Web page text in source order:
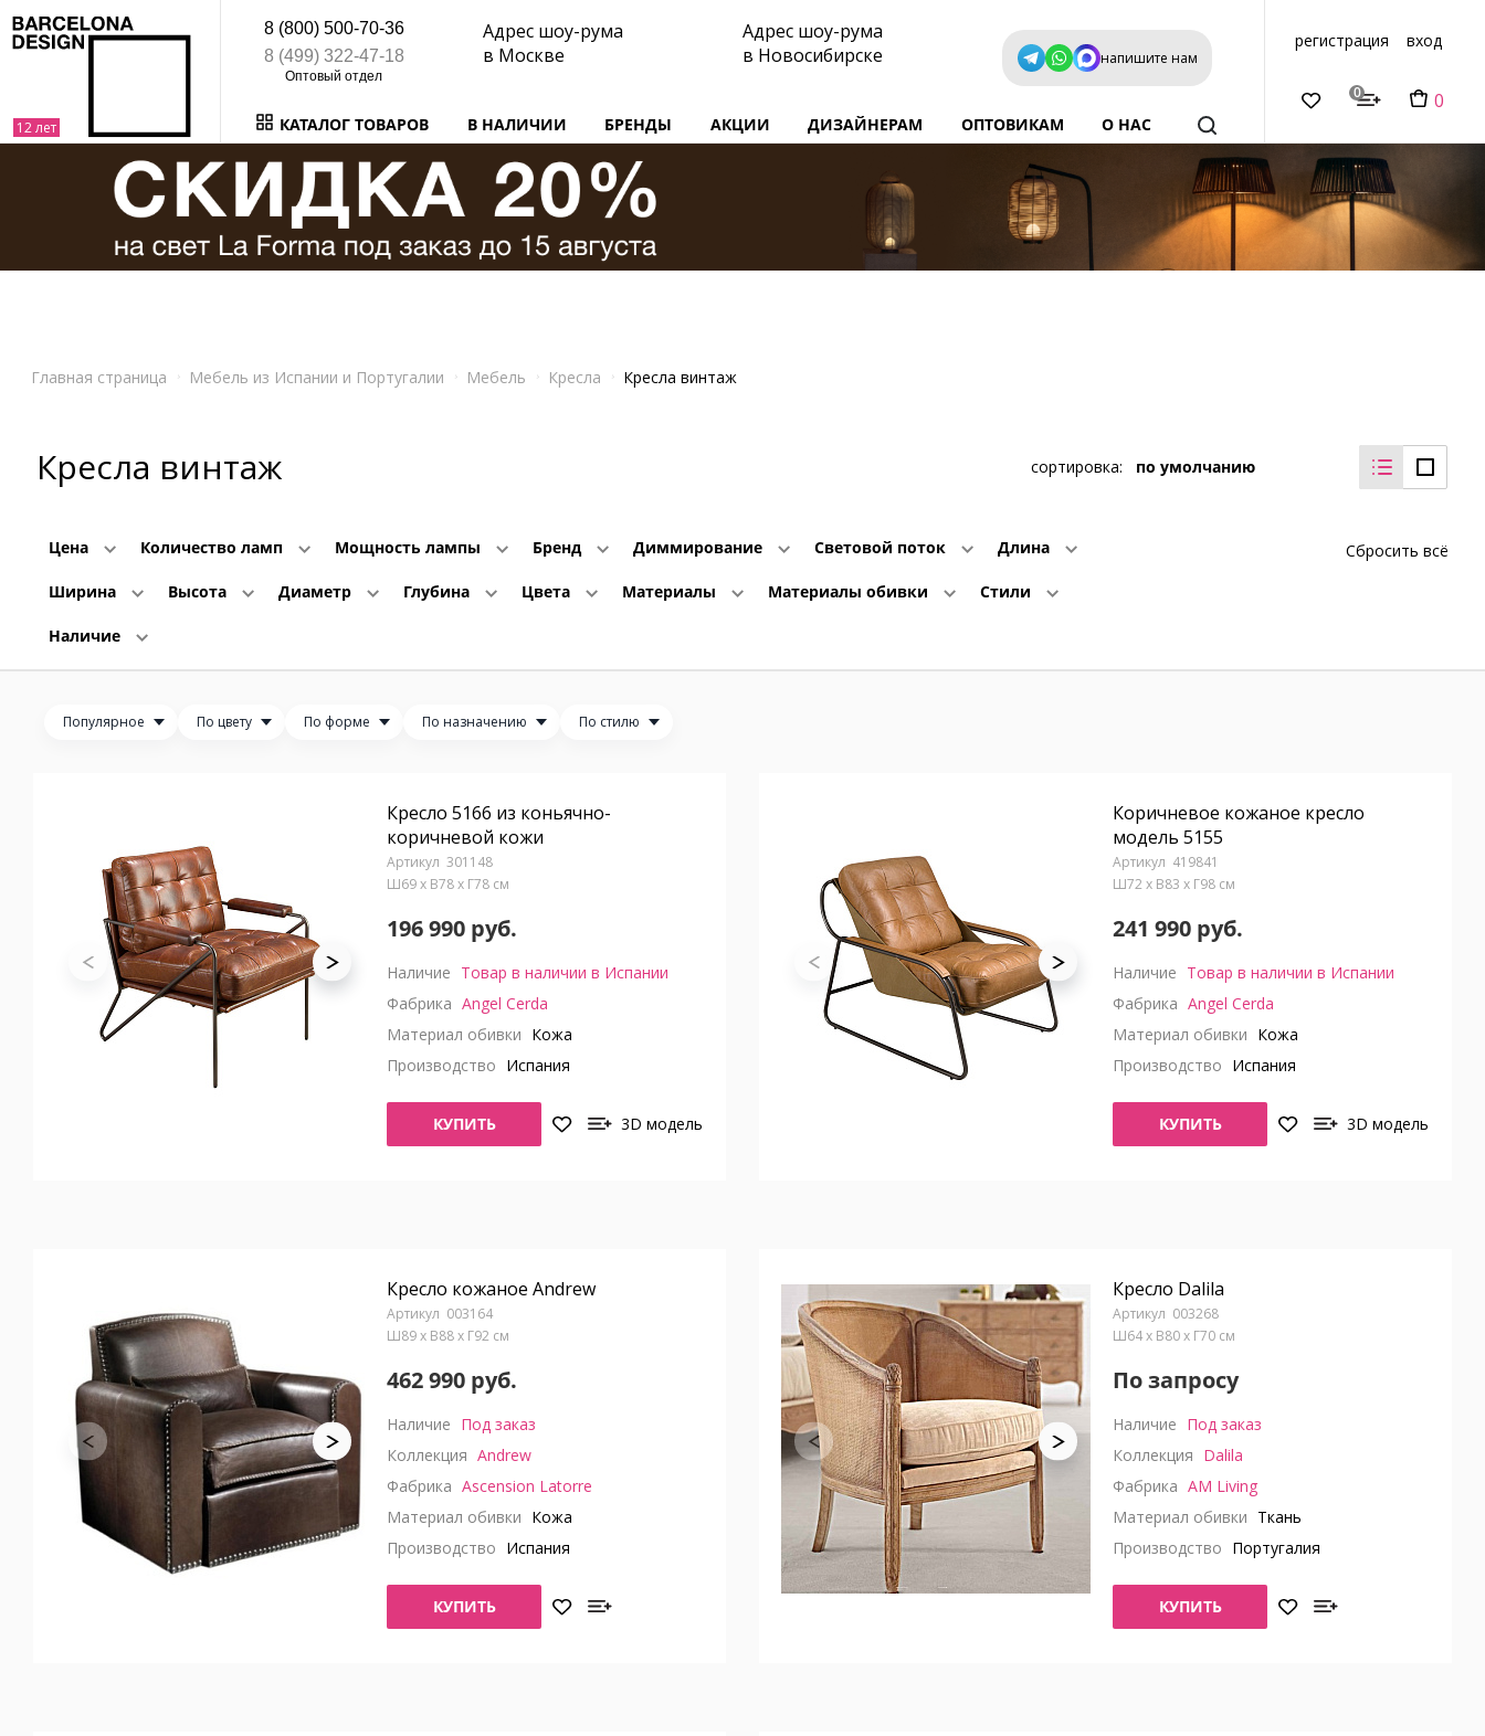
8 (800) 500-70-36
8 (499) 322-47-18
Адрес шоу-рума
в Москве
Адрес шоу-рума
в Новосибирске
напишите нам
КАТАЛОГ ТОВАРОВ В НАЛИЧИИ БРЕНДЫ АКЦИИ ДИЗАЙНЕРАМ ОПТОВИКАМ О НАС
регистрация вход
0 0
Главная страница Мебель из Испании и Португалии Мебель Кресла Кресла винтаж
Кресла винтаж
Цена Количество ламп Мощность лампы Бренд Диммирование Световой поток Длина
Ширина Высота Диаметр Глубина Цвета Материалы Материалы обивки Стили
Наличие
сортировка: по умолчанию
Сбросить всё
Популярное По цвету По форме По назначению По стилю
Кресло 5166 из коньячно-
коричневой кожи
301148
Ш69 x В78 x Г78 см
196 990 руб.
Наличие Товар в наличии в Испании
Фабрика Angel Cerda
Материал обивки Кожа
Производство Испания
КУПИТЬ 3D модель
Коричневое кожаное кресло
модель 5155
419841
Ш72 x В83 x Г98 см
241 990 руб.
Наличие Товар в наличии в Испании
Фабрика Angel Cerda
Материал обивки Кожа
Производство Испания
КУПИТЬ 3D модель
Кресло кожаное Andrew
003164
Ш89 x В88 x Г92 см
462 990 руб.
Наличие Под заказ
Коллекция Andrew
Фабрика Ascension Latorre
Материал обивки Кожа
Производство Испания
КУПИТЬ
Кресло Dalila
003268
Ш64 x В80 x Г70 см
По запросу
Наличие Под заказ
Коллекция Dalila
Фабрика AM Living
Материал обивки Ткань
Производство Португалия
КУПИТЬ